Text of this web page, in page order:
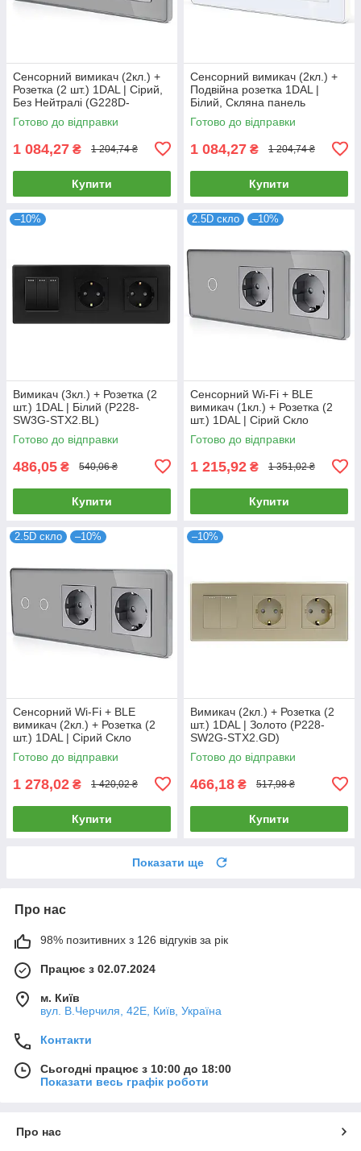
Сенсорний вимикач (2кл.) +
Розетка (2 шт.) 1DAL | Сірий,
Без Нейтралі (G228D-
SW2G.SL-STX2.GR)
Готово до відправки
1 084,27 ₴ 1 204,74 ₴
Купити
Сенсорний вимикач (2кл.) +
Подвійна розетка 1DAL |
Білий, Скляна панель
(G228D-SW2G-STX2.WT)
Готово до відправки
1 084,27 ₴ 1 204,74 ₴
Купити
–10%
Вимикач (3кл.) + Розетка (2
шт.) 1DAL | Білий (P228-
SW3G-STX2.BL)
Готово до відправки
486,05 ₴ 540,06 ₴
Купити
2.5D скло –10%
Сенсорний Wi-Fi + BLE
вимикач (1кл.) + Розетка (2
шт.) 1DAL | Сірий Скло
(G228D-SW1G.WF-STX2.GR)
Готово до відправки
1 215,92 ₴ 1 351,02 ₴
Купити
2.5D скло –10%
Сенсорний Wi-Fi + BLE
вимикач (2кл.) + Розетка (2
шт.) 1DAL | Сірий Скло
(G228D-SW2G.WF-STX2.GR)
Готово до відправки
1 278,02 ₴ 1 420,02 ₴
Купити
–10%
Вимикач (2кл.) + Розетка (2
шт.) 1DAL | Золото (P228-
SW2G-STX2.GD)
Готово до відправки
466,18 ₴ 517,98 ₴
Купити
Показати ще
Про нас
98% позитивних з 126 відгуків за рік
Працює з 02.07.2024
м. Київ
вул. В.Черчиля, 42Е, Київ, Україна
Контакти
Сьогодні працює з 10:00 до 18:00
Показати весь графік роботи
Про нас